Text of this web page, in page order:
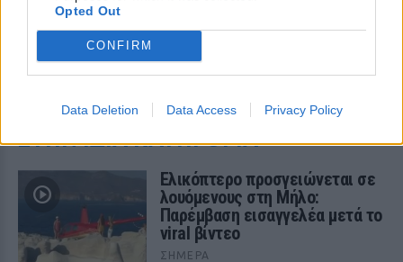
Opted Out
CONFIRM
Data Deletion Data Access Privacy Policy
ΣΤΗΝ ΙΔΙΑ ΚΑΤΗΓΟΡΙΑ
Ελικόπτερο προσγειώνεται σε
λουόμενους στη Μήλο:
Παρέμβαση εισαγγελέα μετά το
viral βίντεο
ΣΉΜΕΡΑ